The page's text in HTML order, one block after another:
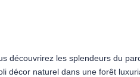
découvrirez les splendeurs du
décor naturel dans une forêt